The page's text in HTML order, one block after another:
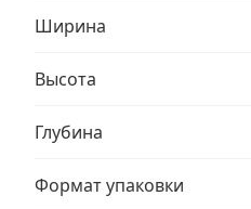
Ширина
Высота
Глубина
Формат упаковки